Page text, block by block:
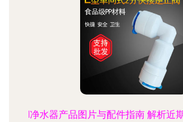
l净水器产品图片与配件指南 解析近